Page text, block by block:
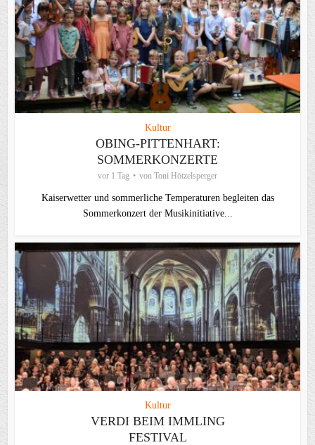
Kultur
OBING-PITTENHART:
SOMMERKONZERTE
vor 1 Tag von Toni Hötzelsperger
Kaiserwetter und sommerliche Temperaturen begleiten das
Sommerkonzert der Musikinitiative...
Kultur
VERDI BEIM IMMLING
FESTIVAL